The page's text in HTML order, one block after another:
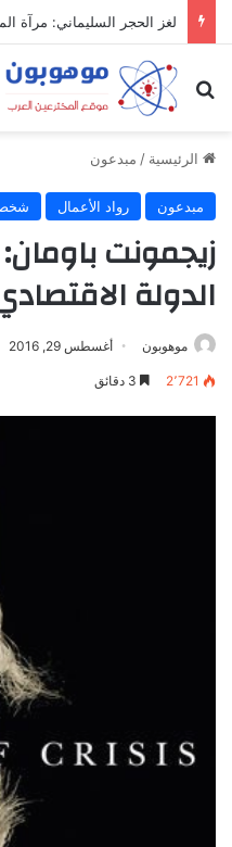
لغز الحجر السليماني: مرآة
بحث عن
الرئيسية / مبدعون
مبدعون رواد الأعمال
زيجمونت باومان:
الدولة
موهوبون أغسطس 29, 2016
2٬721